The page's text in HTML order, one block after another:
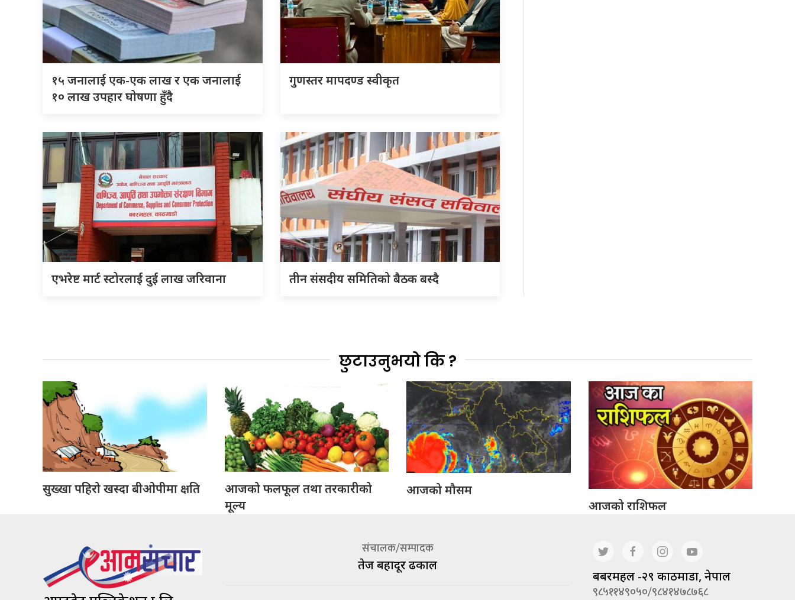
१५ जनालाई एक-एक लाख र एक जनालाई
१० लाख उपहार घोषणा हुँदै
गुणस्तर मापदण्ड स्वीकृत
एभरेष्ट मार्ट स्टोरलाई दुई लाख जरिवाना तीन संसदीय समितिको बैठक बस्दै
छुटाउनुभयो कि ?
सुख्खा पहिरो खस्दा बीओपीमा क्षति
आजको फलफूल तथा तरकारीको
मूल्य
आजको मौसम
आजको राशिफल
संचालक/सम्पादक
तेज बहादूर ढकाल
बबरमहल -२९ काठमाडौं, नेपाल
९८५११४९०५०/९८४१४७८७६८